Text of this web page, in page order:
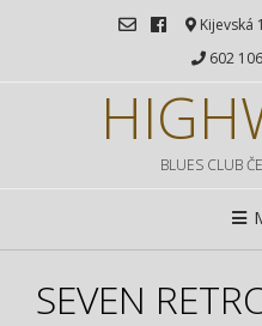
Kijevská
602
BLUES CLUB
SEVEN